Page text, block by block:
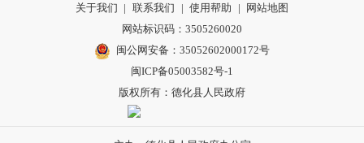
关于我们 | 联系我们 | 使用帮助 | 网站地图
网站标识码：3505260020
闽公网安备：35052602000172号
闽ICP备05003582号-1
版权所有：德化县人民政府